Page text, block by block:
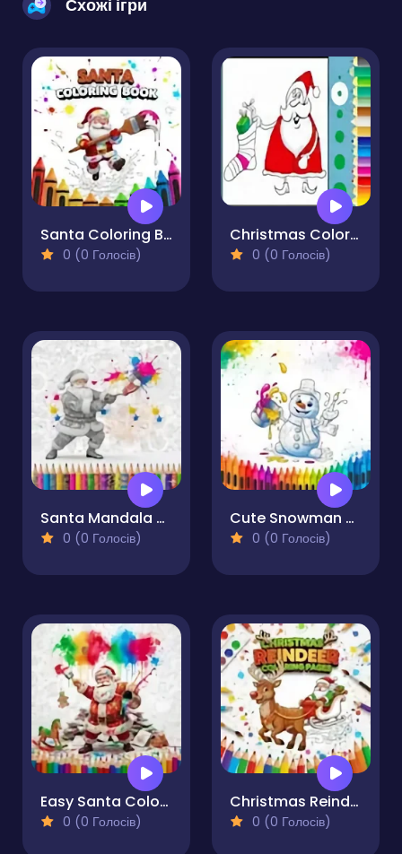
Схожі ігри
Santa Coloring Book
0 (0 Голосів)
Christmas Coloring Book
0 (0 Голосів)
Santa Mandala Coloring Pages
0 (0 Голосів)
Cute Snowman Coloring Pages
0 (0 Голосів)
Easy Santa Coloring Pages
0 (0 Голосів)
Christmas Reindeer Coloring Pages
0 (0 Голосів)